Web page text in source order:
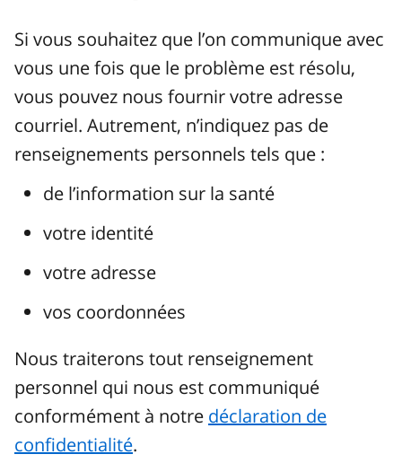
Si vous souhaitez que l’on communique avec
vous une fois que le problème est résolu,
vous pouvez nous fournir votre adresse
courriel. Autrement, n’indiquez pas de
renseignements personnels tels que :
de l’information sur la santé
votre identité
votre adresse
vos coordonnées
Nous traiterons tout renseignement
personnel qui nous est communiqué
conformément à notre déclaration de
confidentialité.